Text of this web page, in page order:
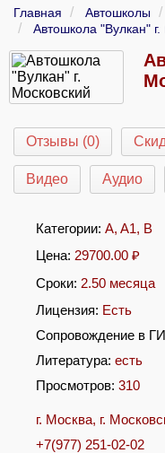
Главная Автошколы
Автошкола "Вулкан" г.
Отзывы (0)
Видео Аудио
Категории: A, A1, B
Цена: 29700.00 ₽
Сроки: 2.50 месяца
Лицензия: Есть
Сопровождение в
Литература: есть
Просмотров: 310
г. Москва, г.
+7(977) 251-02-02